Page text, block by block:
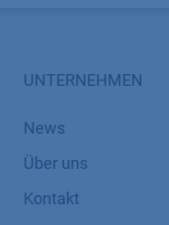
UNTERNEHMEN
News
Über uns
Kontakt